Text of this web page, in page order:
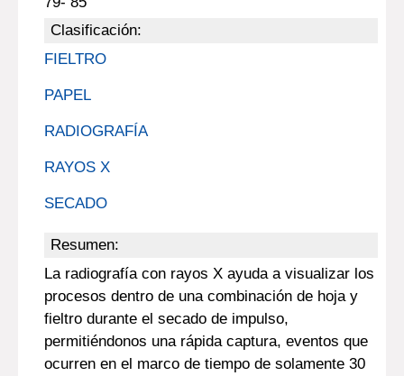
Clasificación:
FIELTRO
PAPEL
RADIOGRAFÍA
RAYOS X
SECADO
Resumen:
La radiografía con rayos X ayuda a visualizar los
procesos dentro de una combinación de hoja y
fieltro durante el secado de impulso,
permitiéndonos una rápida captura, eventos que
ocurren en el marco de tiempo de solamente 30